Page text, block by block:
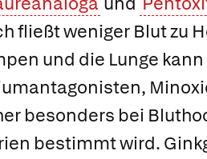
fließt weniger Blut zu
und die Lunge
besonders bei
bestimmt wird.